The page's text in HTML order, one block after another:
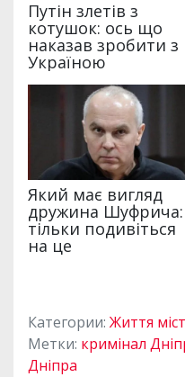
Категории: Життя
Метки: кримінал
Дніпра